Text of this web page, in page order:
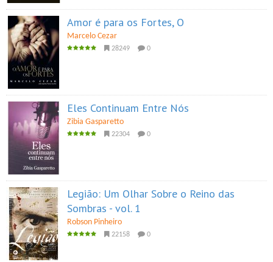
Amor é para os Fortes, O
Marcelo Cezar
28249 0
Eles Continuam Entre Nós
Zibia Gasparetto
22304 0
Legião: Um Olhar Sobre o Reino das
Sombras - vol. 1
Robson Pinheiro
22158 0